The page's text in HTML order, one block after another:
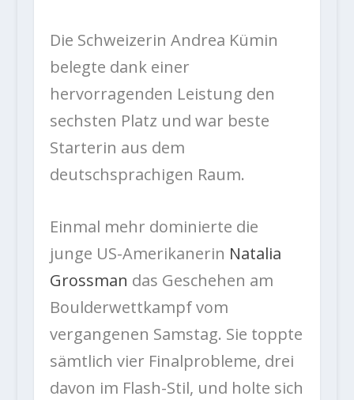
Die Schweizerin Andrea Kümin
belegte dank einer
hervorragenden Leistung den
sechsten Platz und war beste
Starterin aus dem
deutschsprachigen Raum.
Einmal mehr dominierte die
junge US-Amerikanerin Natalia
Grossman das Geschehen am
Boulderwettkampf vom
vergangenen Samstag. Sie toppte
sämtlich vier Finalprobleme, drei
davon im Flash-Stil, und holte sich